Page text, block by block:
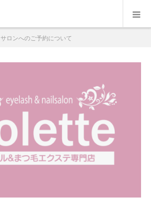
サロンへのご予約について